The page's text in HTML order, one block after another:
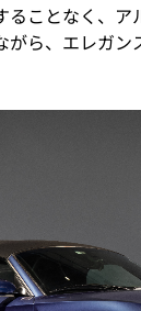
ことなく、ア
がら、エレガ